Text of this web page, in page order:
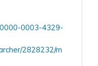
0003-4329-
2828232/m